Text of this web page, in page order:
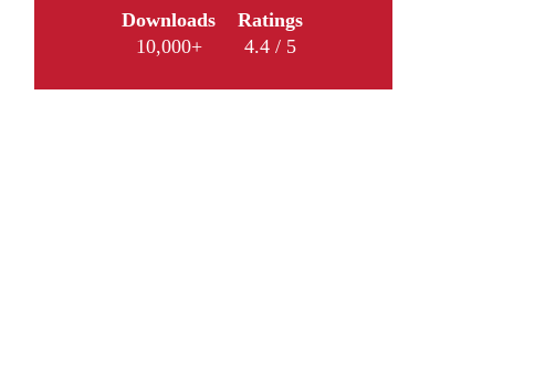
Downloads
10,000+
Ratings
4.4 / 5